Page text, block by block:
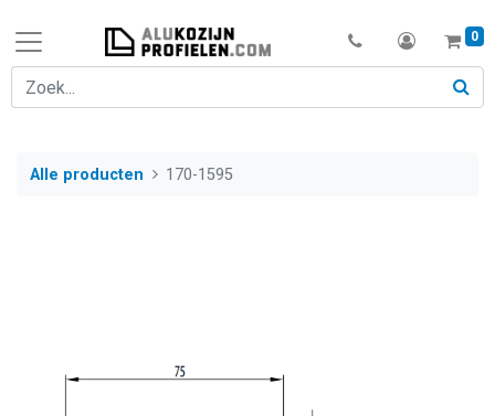
0
Alle producten 170-1595